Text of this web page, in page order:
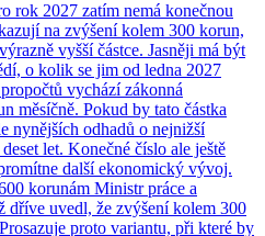
rok 2027 zatím nemá konečnou
na zvýšení kolem 300 korun,
vyšší částce. Jasněji má být
o kolik se jim od ledna 2027
vychází zákonná
měsíčně. Pokud by tato částka
nynějších odhadů o nejnižší
let. Konečné číslo ale ještě
další ekonomický vývoj.
korunám Ministr práce a
dříve uvedl, že zvýšení kolem 300
proto variantu, při které by